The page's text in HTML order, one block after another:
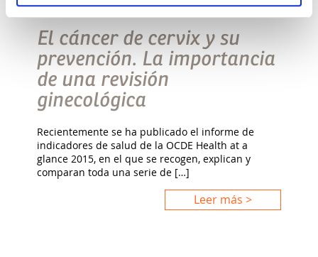
El cáncer de cervix y su
prevención. La importancia
de una revisión
ginecológica
Recientemente se ha publicado el informe de
indicadores de salud de la OCDE Health at a
glance 2015, en el que se recogen, explican y
comparan toda una serie de […]
Leer más >